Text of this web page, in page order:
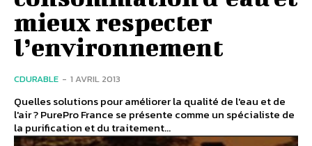
mieux respecter
l’environnement
CDURABLE - 1 AVRIL 2013
Quelles solutions pour améliorer la qualité de l'eau et de
l'air ? PurePro France se présente comme un spécialiste de
la purification et du traitement...